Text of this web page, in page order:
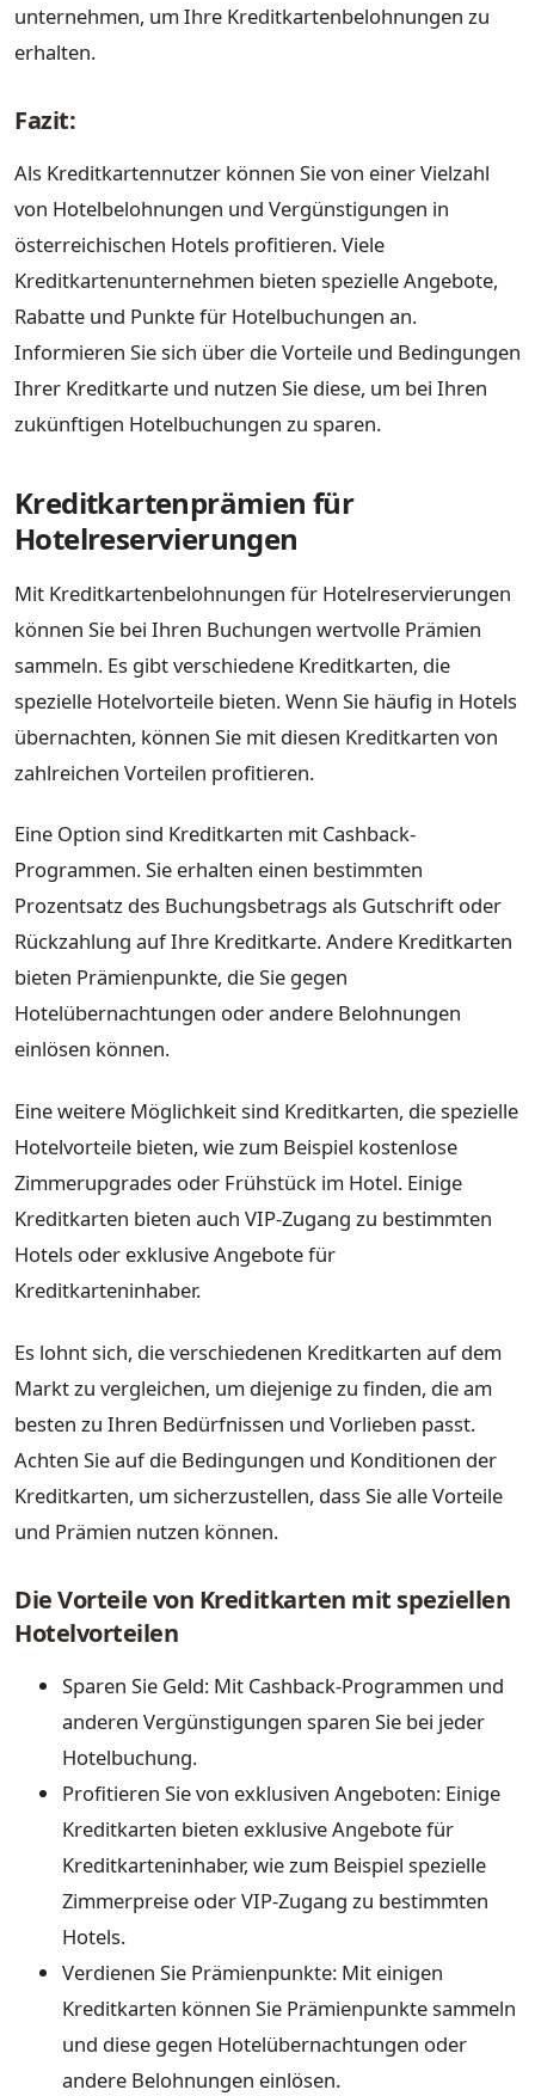
unternehmen, um Ihre Kreditkartenbelohnungen zu
erhalten.
Fazit:
Als Kreditkartennutzer können Sie von einer Vielzahl
von Hotelbelohnungen und Vergünstigungen in
österreichischen Hotels profitieren. Viele
Kreditkartenunternehmen bieten spezielle Angebote,
Rabatte und Punkte für Hotelbuchungen an.
Informieren Sie sich über die Vorteile und Bedingungen
Ihrer Kreditkarte und nutzen Sie diese, um bei Ihren
zukünftigen Hotelbuchungen zu sparen.
Kreditkartenprämien für
Hotelreservierungen
Mit Kreditkartenbelohnungen für Hotelreservierungen
können Sie bei Ihren Buchungen wertvolle Prämien
sammeln. Es gibt verschiedene Kreditkarten, die
spezielle Hotelvorteile bieten. Wenn Sie häufig in Hotels
übernachten, können Sie mit diesen Kreditkarten von
zahlreichen Vorteilen profitieren.
Eine Option sind Kreditkarten mit Cashback-
Programmen. Sie erhalten einen bestimmten
Prozentsatz des Buchungsbetrags als Gutschrift oder
Rückzahlung auf Ihre Kreditkarte. Andere Kreditkarten
bieten Prämienpunkte, die Sie gegen
Hotelübernachtungen oder andere Belohnungen
einlösen können.
Eine weitere Möglichkeit sind Kreditkarten, die spezielle
Hotelvorteile bieten, wie zum Beispiel kostenlose
Zimmerupgrades oder Frühstück im Hotel. Einige
Kreditkarten bieten auch VIP-Zugang zu bestimmten
Hotels oder exklusive Angebote für
Kreditkarteninhaber.
Es lohnt sich, die verschiedenen Kreditkarten auf dem
Markt zu vergleichen, um diejenige zu finden, die am
besten zu Ihren Bedürfnissen und Vorlieben passt.
Achten Sie auf die Bedingungen und Konditionen der
Kreditkarten, um sicherzustellen, dass Sie alle Vorteile
und Prämien nutzen können.
Die Vorteile von Kreditkarten mit speziellen
Hotelvorteilen
Sparen Sie Geld: Mit Cashback-Programmen und
anderen Vergünstigungen sparen Sie bei jeder
Hotelbuchung.
Profitieren Sie von exklusiven Angeboten: Einige
Kreditkarten bieten exklusive Angebote für
Kreditkarteninhaber, wie zum Beispiel spezielle
Zimmerpreise oder VIP-Zugang zu bestimmten
Hotels.
Verdienen Sie Prämienpunkte: Mit einigen
Kreditkarten können Sie Prämienpunkte sammeln
und diese gegen Hotelübernachtungen oder
andere Belohnungen einlösen.